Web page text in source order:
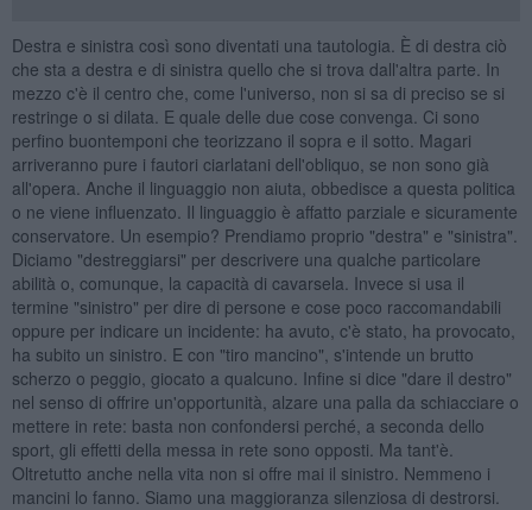
Destra e sinistra così sono diventati una tautologia. È di destra ciò
che sta a destra e di sinistra quello che si trova dall'altra parte. In
mezzo c'è il centro che, come l'universo, non si sa di preciso se si
restringe o si dilata. E quale delle due cose convenga. Ci sono
perfino buontemponi che teorizzano il sopra e il sotto. Magari
arriveranno pure i fautori ciarlatani dell'obliquo, se non sono già
all'opera. Anche il linguaggio non aiuta, obbedisce a questa politica
o ne viene influenzato. Il linguaggio è affatto parziale e sicuramente
conservatore. Un esempio? Prendiamo proprio "destra" e "sinistra".
Diciamo "destreggiarsi" per descrivere una qualche particolare
abilità o, comunque, la capacità di cavarsela. Invece si usa il
termine "sinistro" per dire di persone e cose poco raccomandabili
oppure per indicare un incidente: ha avuto, c'è stato, ha provocato,
ha subito un sinistro. E con "tiro mancino", s'intende un brutto
scherzo o peggio, giocato a qualcuno. Infine si dice "dare il destro"
nel senso di offrire un'opportunità, alzare una palla da schiacciare o
mettere in rete: basta non confondersi perché, a seconda dello
sport, gli effetti della messa in rete sono opposti. Ma tant'è.
Oltretutto anche nella vita non si offre mai il sinistro. Nemmeno i
mancini lo fanno. Siamo una maggioranza silenziosa di destrorsi.